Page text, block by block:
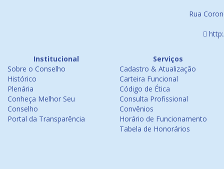
Rua
Institucional
Sobre o Conselho
Histórico
Plenária
Conheça Melhor Seu
Conselho
Portal da Transparência
Serviços
Cadastro & Atualização
Carteira Funcional
Código de Ética
Consulta Profissional
Convênios
Horário de Funcionamento
Tabela de Honorários